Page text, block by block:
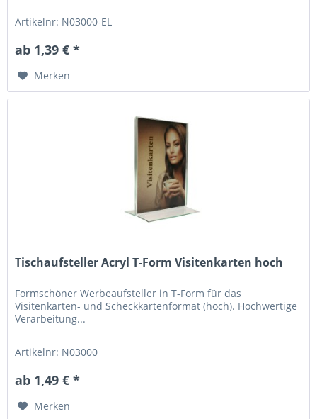
Artikelnr: N03000-EL
ab 1,39 € *
Merken
Tischaufsteller Acryl T-Form Visitenkarten hoch
Formschöner Werbeaufsteller in T-Form für das
Visitenkarten- und Scheckkartenformat (hoch). Hochwertige
Verarbeitung...
Artikelnr: N03000
ab 1,49 € *
Merken